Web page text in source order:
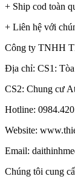
+ Ship cod toàn
+ Liên hệ với
Công ty TNHH
Địa chỉ: CS1:
CS2: Chung cư
Hotline:
Website:
Email:
Chúng tôi cung